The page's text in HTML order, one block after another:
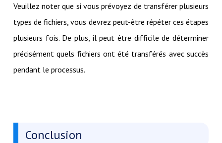
Veuillez noter que si vous prévoyez de transférer plusieurs
types de fichiers, vous devrez peut-être répéter ces étapes
plusieurs fois. De plus, il peut être difficile de déterminer
précisément quels fichiers ont été transférés avec succès
pendant le processus.
Conclusion